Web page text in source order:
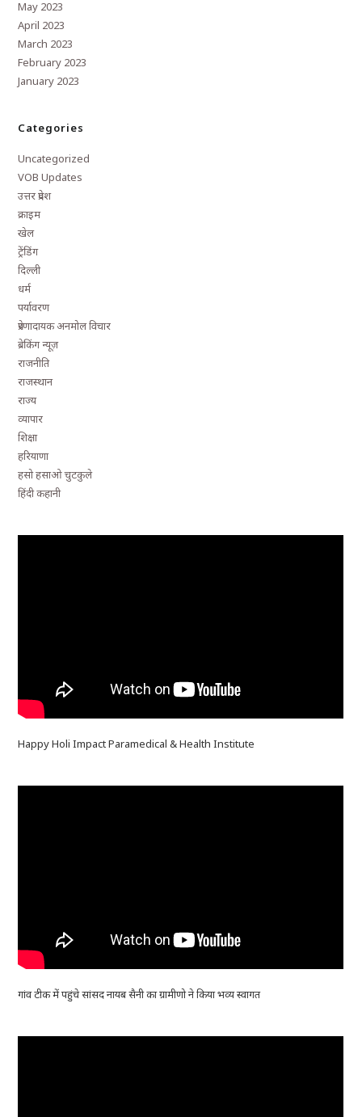
May 2023
April 2023
March 2023
February 2023
January 2023
Categories
Uncategorized
VOB Updates
उत्तर प्रदेश
क्राइम
खेल
ट्रेंडिंग
दिल्ली
धर्म
पर्यावरण
प्रेरणादायक अनमोल विचार
ब्रेकिंग न्यूज़
राजनीति
राजस्थान
राज्य
व्यापार
शिक्षा
हरियाणा
हसो हसाओ चुटकुले
हिंदी कहानी
Happy Holi Impact Paramedical & Health Institute
गांव टीक में पहुंचे सांसद नायब सैनी का ग्रामीणो ने किया भव्य स्वागत